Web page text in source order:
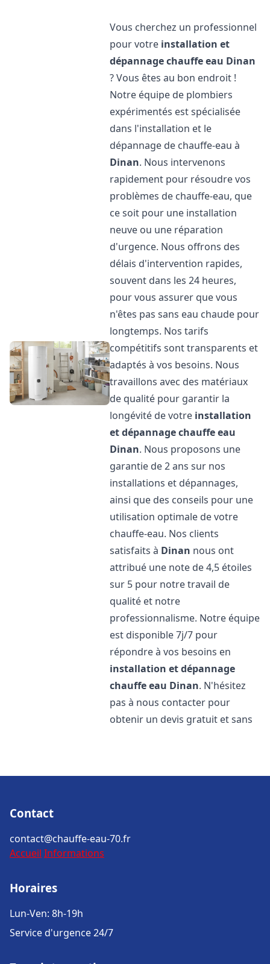
Vous cherchez un professionnel
pour votre installation et
dépannage chauffe eau Dinan
? Vous êtes au bon endroit !
Notre équipe de plombiers
expérimentés est spécialisée
dans l'installation et le
dépannage de chauffe-eau à
Dinan. Nous intervenons
rapidement pour résoudre vos
problèmes de chauffe-eau, que
ce soit pour une installation
neuve ou une réparation
d'urgence. Nous offrons des
délais d'intervention rapides,
souvent dans les 24 heures,
pour vous assurer que vous
n'êtes pas sans eau chaude pour
longtemps. Nos tarifs
compétitifs sont transparents et
adaptés à vos besoins. Nous
travaillons avec des matériaux
de qualité pour garantir la
longévité de votre installation
et dépannage chauffe eau
Dinan. Nous proposons une
garantie de 2 ans sur nos
installations et dépannages,
ainsi que des conseils pour une
utilisation optimale de votre
chauffe-eau. Nos clients
satisfaits à Dinan nous ont
attribué une note de 4,5 étoiles
sur 5 pour notre travail de
qualité et notre
professionnalisme. Notre équipe
est disponible 7j/7 pour
répondre à vos besoins en
installation et dépannage
chauffe eau Dinan. N'hésitez
pas à nous contacter pour
obtenir un devis gratuit et sans
Contact
contact@chauffe-eau-70.fr
Accueil Informations
Horaires
Lun-Ven: 8h-19h
Service d'urgence 24/7